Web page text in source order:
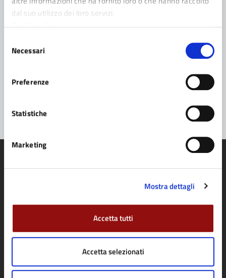
dal suo utilizzo dei loro servizi.
delNecessari
Preferenze
Statistiche
Marketing
Mostra dettagli
Accetta tutti
Accetta selezionati
Leggi le domande frequenti
Prenota appuntamento
Problemi in città
AMMINISTRAZIONE
Aree amministrative